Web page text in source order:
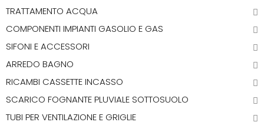
TRATTAMENTO ACQUA
COMPONENTI IMPIANTI GASOLIO E GAS
SIFONI E ACCESSORI
ARREDO BAGNO
RICAMBI CASSETTE INCASSO
SCARICO FOGNANTE PLUVIALE SOTTOSUOLO
TUBI PER VENTILAZIONE E GRIGLIE